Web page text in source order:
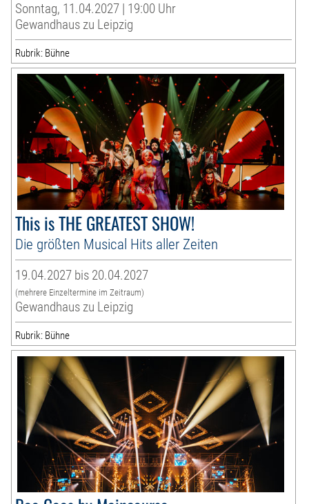
Sonntag, 11.04.2027 | 19:00 Uhr
Gewandhaus zu Leipzig
Rubrik: Bühne
This is THE GREATEST SHOW!
Die größten Musical Hits aller Zeiten
19.04.2027 bis 20.04.2027
(mehrere Einzeltermine im Zeitraum)
Gewandhaus zu Leipzig
Rubrik: Bühne